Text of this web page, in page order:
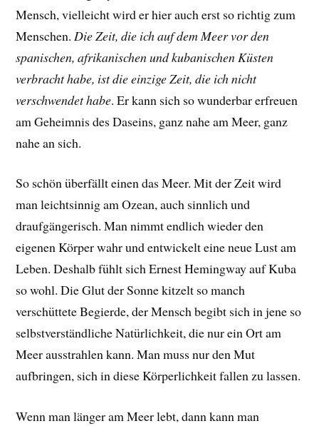
Mensch, vielleicht wird er hier auch erst so richtig zum
Menschen. Die Zeit, die ich auf dem Meer vor den
spanischen, afrikanischen und kubanischen Küsten
verbracht habe, ist die einzige Zeit, die ich nicht
verschwendet habe. Erkann sich so wunderbar erfreuen
am Geheimnis des Daseins, ganz nahe am Meer, ganz
nahe an sich.
So schön überfällt einen das Meer. Mit der Zeit wird
man leichtsinnig am Ozean, auch sinnlich und
draufgängerisch. Man nimmt endlich wieder den
eigenen Körper wahr und entwickelt eine neue Lust am
Leben. Deshalb fühlt sich Ernest Hemingway auf Kuba
so wohl. Die Glut der Sonne kitzelt so manch
verschüttete Begierde, der Mensch begibt sich in jene so
selbstverständliche Natürlichkeit, die nur ein Ort am
Meer ausstrahlen kann. Man muss nur den Mut
aufbringen, sich in diese Körperlichkeit fallen zu lassen.
Wenn man länger am Meer lebt, dann kann man